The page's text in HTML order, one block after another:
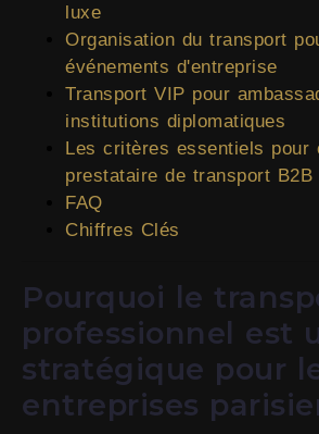
luxe
Organisation du transport
événements d'entreprise
Transport VIP pour
institutions diplomatiques
Les critères essentiels pour
prestataire de transport B2B
FAQ
Chiffres Clés
Pourquoi le
professionnel est
stratégique pour
entreprises